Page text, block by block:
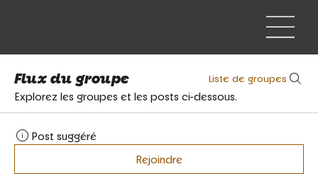
Flux du groupe Liste de groupes
Explorez les groupes et les posts ci-dessous.
Post suggéré
Rejoindre